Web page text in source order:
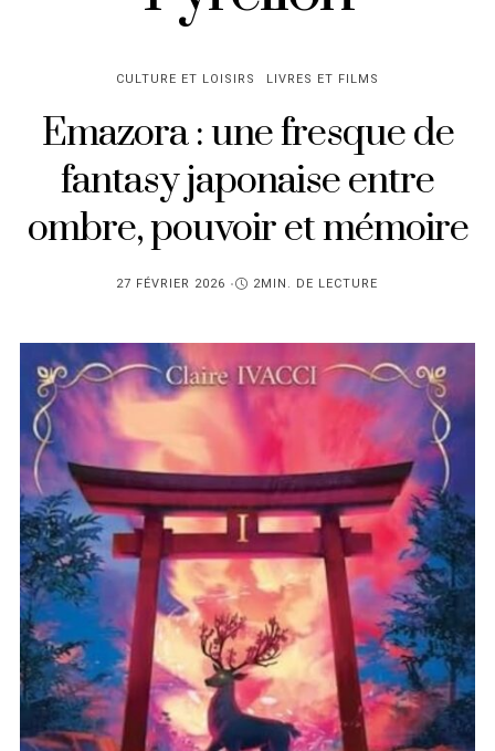
CULTURE ET LOISIRS LIVRES ET FILMS
Emazora : une fresque de
fantasy japonaise entre
ombre, pouvoir et mémoire
PUBLIÉ
27 FÉVRIER 2026 2MIN. DE LECTURE